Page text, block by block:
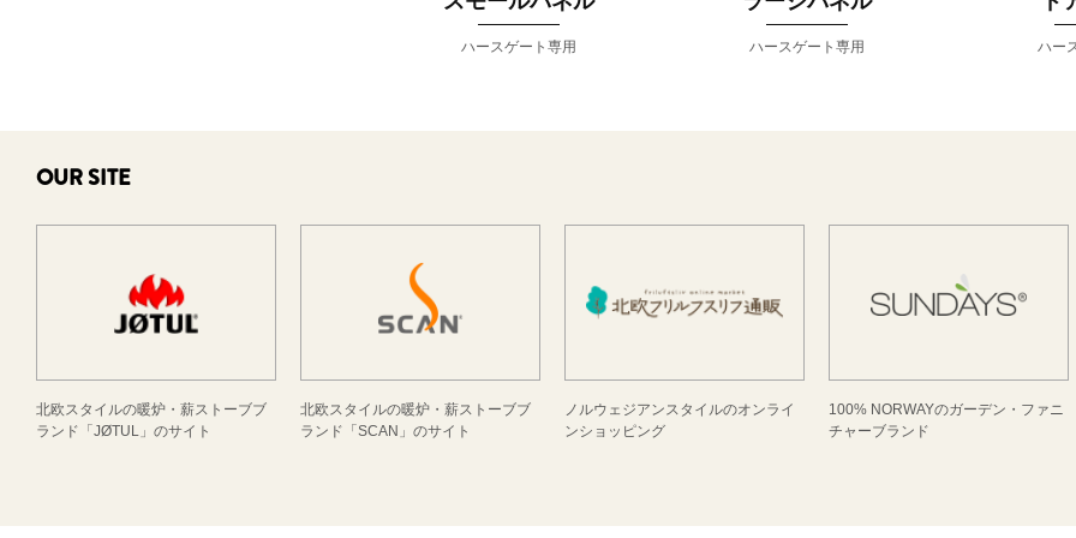
ハースゲート専用 ハースゲート専用 ハー
OUR SITE
北欧スタイルの暖炉・薪ストーブブ
ランド「JØTUL」のサイト
北欧スタイルの暖炉・薪ストーブブ
ランド「SCAN」のサイト
ノルウェジアンスタイルのオンライ
ンショッピング
100% NORWAYのガーデン・ファニ
チャーブランド